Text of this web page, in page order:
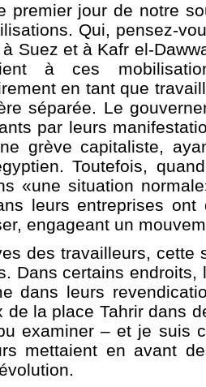
premier jour de notre
Qui, pensez-
Suez et à Kafr el-
à ces
en tant que
séparée. Le
par leurs
grève capitaliste,
Toutefois,
«une situation
leurs entreprises
engageant un
des travailleurs, cette
Dans certains
dans leurs
de la place Tahrir dans
examiner – et je suis
mettaient en avant